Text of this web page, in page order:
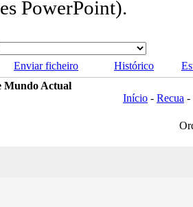
PowerPoint).
Enviar ficheiro Histórico
Mundo Actual
Início - Recua -